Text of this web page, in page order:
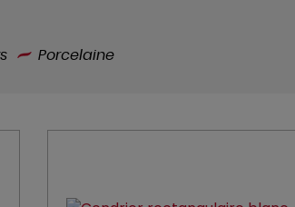
Porcelaine